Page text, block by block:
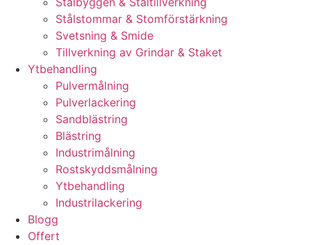
Stålstommar & Stomförstärkning
Svetsning & Smide
Tillverkning av Grindar & Staket
Ytbehandling
Pulvermålning
Pulverlackering
Sandblästring
Blästring
Industrimålning
Rostskyddsmålning
Ytbehandling
Industrilackering
Blogg
Offert